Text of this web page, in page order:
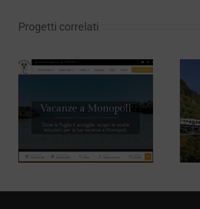
Progetti correlati
Tour Operator Il
Girasole Viaggi
Milano